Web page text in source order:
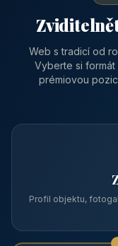
Web s tradicí od
Vyberte si
prémiovou
Profil objektu,